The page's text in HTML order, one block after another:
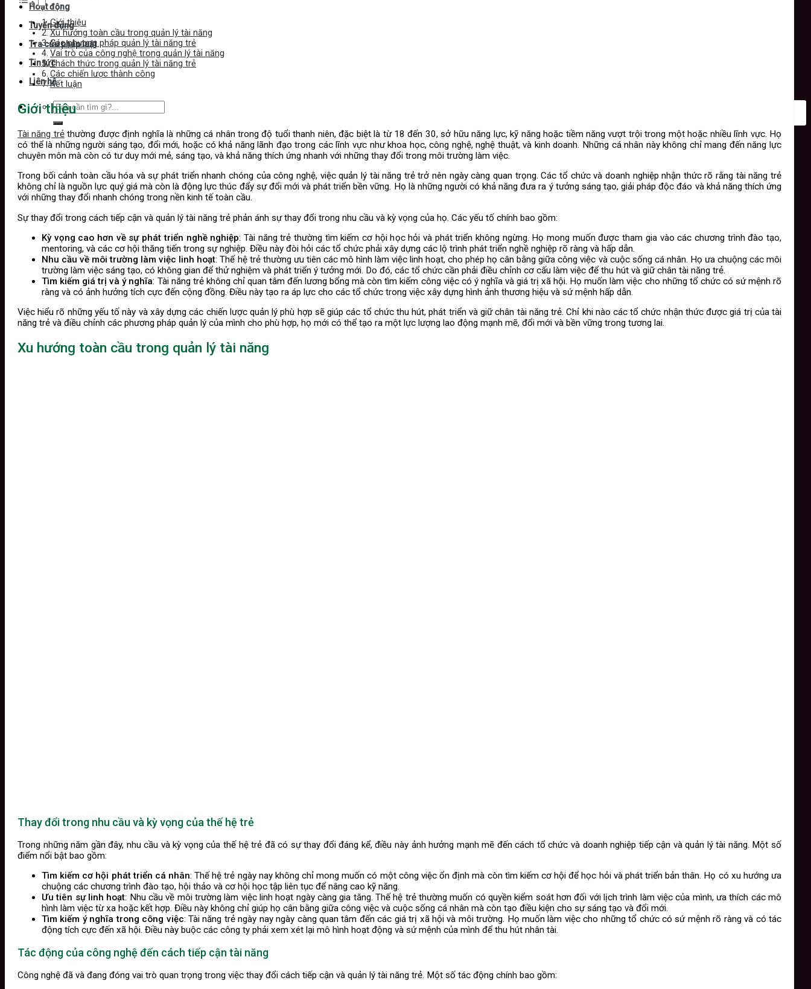
Hoạt động
Tuyển dụng
Tra cứu pháp luật
Tin tức
Liên hệ
Giới thiệu
Xu hướng toàn cầu trong quản lý tài năng
Các phương pháp quản lý tài năng trẻ
Vai trò của công nghệ trong quản lý tài năng
Thách thức trong quản lý tài năng trẻ
Các chiến lược thành công
Kết luận
Giới thiệu
Tài năng trẻthường được định nghĩa là những cá nhân trong độ tuổi thanh niên, đặc biệt là từ 18 đến 30, sở hữu năng lực, kỹ năng hoặc tiềm năng vượt trội trong một hoặc nhiều lĩnh vực. Họ
có thể là những người sáng tạo, đổi mới, hoặc có khả năng lãnh đạo trong các lĩnh vực như khoa học, công nghệ, nghệ thuật, và kinh doanh. Những cá nhân này không chỉ mang đến năng lực
chuyên môn mà còn có tư duy mới mẻ, sáng tạo, và khả năng thích ứng nhanh với những thay đổi trong môi trường làm việc.
Trong bối cảnh toàn cầu hóa và sự phát triển nhanh chóng của công nghệ, việc quản lý tài năng trẻ trở nên ngày càng quan trọng. Các tổ chức và doanh nghiệp nhận thức rõ rằng tài năng trẻ
không chỉ là nguồn lực quý giá mà còn là động lực thúc đẩy sự đổi mới và phát triển bền vững. Họ là những người có khả năng đưa ra ý tưởng sáng tạo, giải pháp độc đáo và khả năng thích ứng
với những thay đổi nhanh chóng trong nền kinh tế toàn cầu.
Sự thay đổi trong cách tiếp cận và quản lý tài năng trẻ phản ánh sự thay đổi trong nhu cầu và kỳ vọng của họ. Các yếu tố chính bao gồm:
Kỳ vọng cao hơn về sự phát triển nghề nghiệp: Tài năng trẻ thường tìm kiếm cơ hội học hỏi và phát triển không ngừng. Họ mong muốn được tham gia vào các chương trình đào tạo,
mentoring, và các cơ hội thăng tiến trong sự nghiệp. Điều này đòi hỏi các tổ chức phải xây dựng các lộ trình phát triển nghề nghiệp rõ ràng và hấp dẫn.
Nhu cầu về môi trường làm việc linh hoạt: Thế hệ trẻ thường ưu tiên các mô hình làm việc linh hoạt, cho phép họ cân bằng giữa công việc và cuộc sống cá nhân. Họ ưa chuộng các môi
trường làm việc sáng tạo, có không gian để thử nghiệm và phát triển ý tưởng mới. Do đó, các tổ chức cần phải điều chỉnh cơ cấu làm việc để thu hút và giữ chân tài năng trẻ.
Tìm kiếm giá trị và ý nghĩa: Tài năng trẻ không chỉ quan tâm đến lương bổng mà còn tìm kiếm công việc có ý nghĩa và giá trị xã hội. Họ muốn làm việc cho những tổ chức có sứ mệnh rõ
ràng và có ảnh hưởng tích cực đến cộng đồng. Điều này tạo ra áp lực cho các tổ chức trong việc xây dựng hình ảnh thương hiệu và sứ mệnh hấp dẫn.
Việc hiểu rõ những yếu tố này và xây dựng các chiến lược quản lý phù hợp sẽ giúp các tổ chức thu hút, phát triển và giữ chân tài năng trẻ. Chỉ khi nào các tổ chức nhận thức được giá trị của tài
năng trẻ và điều chỉnh các phương pháp quản lý của mình cho phù hợp, họ mới có thể tạo ra một lực lượng lao động mạnh mẽ, đổi mới và bền vững trong tương lai.
Xu hướng toàn cầu trong quản lý tài năng
Thay đổi trong nhu cầu và kỳ vọng của thế hệ trẻ
Trong những năm gần đây, nhu cầu và kỳ vọng của thế hệ trẻ đã có sự thay đổi đáng kể, điều này ảnh hưởng mạnh mẽ đến cách tổ chức và doanh nghiệp tiếp cận và quản lý tài năng. Một số
điểm nổi bật bao gồm:
Tìm kiếm cơ hội phát triển cá nhân: Thế hệ trẻ ngày nay không chỉ mong muốn có một công việc ổn định mà còn tìm kiếm cơ hội để học hỏi và phát triển bản thân. Họ có xu hướng ưa
chuộng các chương trình đào tạo, hội thảo và cơ hội học tập liên tục để nâng cao kỹ năng.
Ưu tiên sự linh hoạt: Nhu cầu về môi trường làm việc linh hoạt ngày càng gia tăng. Thế hệ trẻ thường muốn có quyền kiểm soát hơn đối với lịch trình làm việc của mình, ưa thích các mô
hình làm việc từ xa hoặc kết hợp. Điều này không chỉ giúp họ cân bằng giữa công việc và cuộc sống cá nhân mà còn tạo điều kiện cho sự sáng tạo và đổi mới.
Tìm kiếm ý nghĩa trong công việc: Tài năng trẻ ngày nay ngày càng quan tâm đến các giá trị xã hội và môi trường. Họ muốn làm việc cho những tổ chức có sứ mệnh rõ ràng và có tác
động tích cực đến xã hội. Điều này buộc các công ty phải xem xét lại mô hình hoạt động và sứ mệnh của mình để thu hút nhân tài.
Tác động của công nghệ đến cách tiếp cận tài năng
Công nghệ đã và đang đóng vai trò quan trọng trong việc thay đổi cách tiếp cận và quản lý tài năng trẻ. Một số tác động chính bao gồm: